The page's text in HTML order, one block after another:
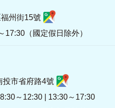
州街15號
17:30（國定假日除外）
投市省府路4號
～12:30 | 13:30～17:30